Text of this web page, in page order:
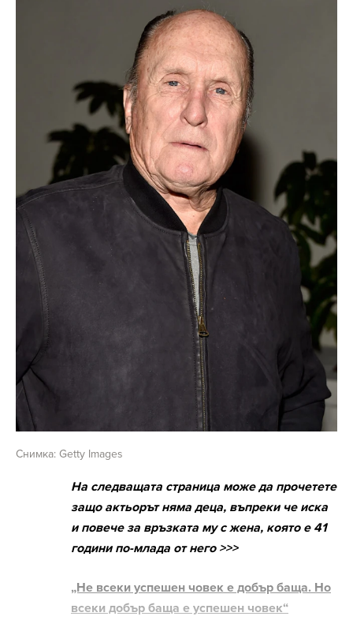
Снимка: Getty Images
На следващата страница може да прочетете
защо актьорът няма деца, въпреки че иска
и повече за връзката му с жена, която е 41
години по-млада от него >>>
„Не всеки успешен човек е добър баща. Но
всеки добър баща е успешен човек“